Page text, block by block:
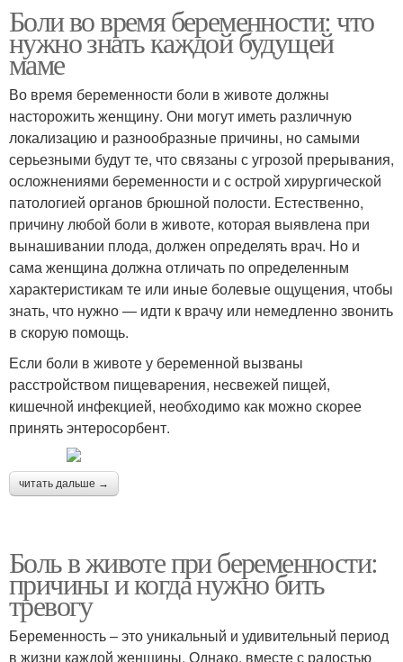
Боли во время беременности: что
нужно знать каждой будущей
маме
Во время беременности боли в животе должны
насторожить женщину. Они могут иметь различную
локализацию и разнообразные причины, но самыми
серьезными будут те, что связаны с угрозой прерывания,
осложнениями беременности и с острой хирургической
патологией органов брюшной полости. Естественно,
причину любой боли в животе, которая выявлена при
вынашивании плода, должен определять врач. Но и
сама женщина должна отличать по определенным
характеристикам те или иные болевые ощущения, чтобы
знать, что нужно — идти к врачу или немедленно звонить
в скорую помощь.
Если боли в животе у беременной вызваны
расстройством пищеварения, несвежей пищей,
кишечной инфекцией, необходимо как можно скорее
принять энтеросорбент.
читать дальше →
Боль в животе при беременности:
причины и когда нужно бить
тревогу
Беременность – это уникальный и удивительный период
в жизни каждой женщины. Однако, вместе с радостью